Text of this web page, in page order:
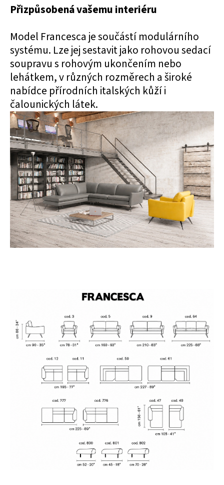
Přizpůsobená vašemu interiéru
Model Francesca je součástí modulárního
systému. Lze jej sestavit jako rohovou sedací
soupravu s rohovým ukončením nebo
lehátkem, v různých rozměrech a široké
nabídce přírodních italských kůží i
čalounických látek.